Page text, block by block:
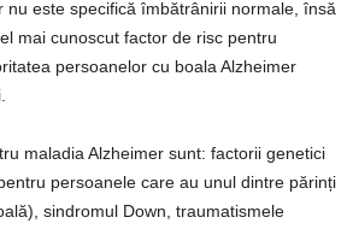
nu este specifică îmbătrânirii normale, însă
mai cunoscut factor de risc pentru
persoanelor cu boala Alzheimer
maladia Alzheimer sunt: factorii genetici
persoanele care au unul dintre părinți
sindromul Down, traumatismele